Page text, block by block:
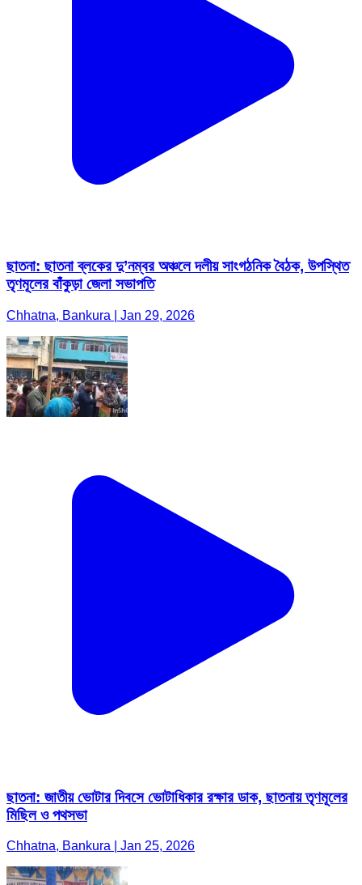
ছাতনা: ছাতনা ব্লকের দু’নম্বর অঞ্চলে দলীয় সাংগঠনিক বৈঠক, উপস্থিত
তৃণমূলের বাঁকুড়া জেলা সভাপতি
Chhatna, Bankura | Jan 29, 2026
ছাতনা: জাতীয় ভোটার দিবসে ভোটাধিকার রক্ষার ডাক, ছাতনায় তৃণমূলের
মিছিল ও পথসভা
Chhatna, Bankura | Jan 25, 2026